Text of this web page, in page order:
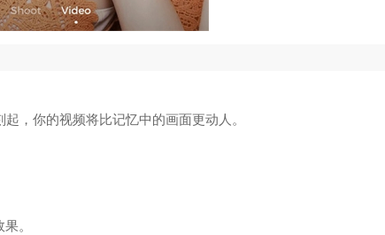
，你的视频将比记忆中的画面更动人。
。